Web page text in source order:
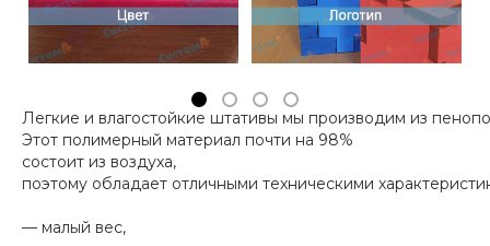
Легкие и влагостойкие штативы мы производим из
Этот полимерный материал почти на 98%
состоит из воздуха,
поэтому обладает отличными техническими
— малый вес,